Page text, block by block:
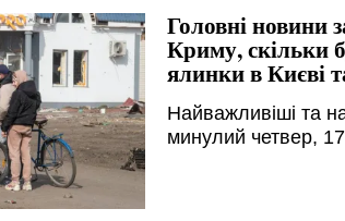
Головні новини
Криму, скільки
ялинки в Києві
Найважливіші та
минулий четвер,